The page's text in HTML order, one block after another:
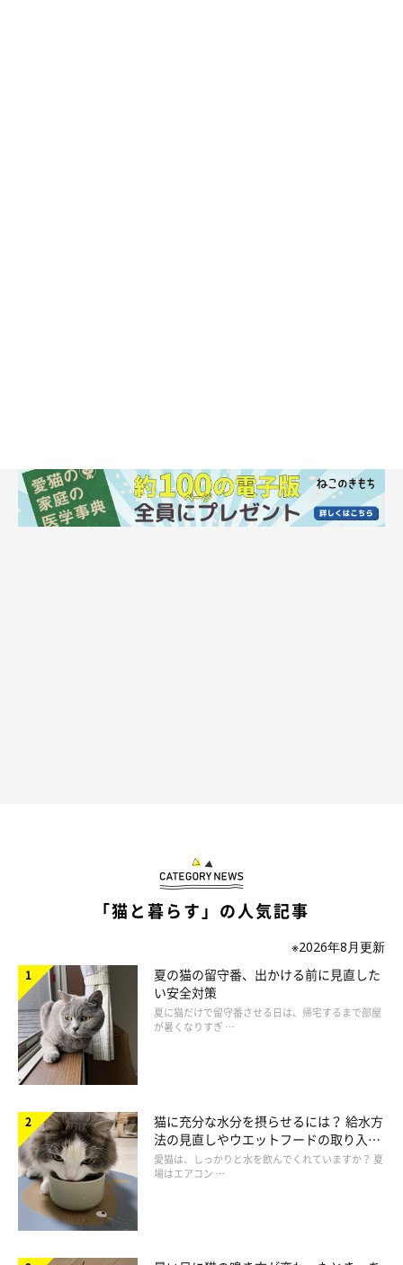
く、飼い主さんを無視するなどの行動が見られることも。
活動性が増す場合と、逆に減る場合があります。増した場合は、
何にも興味を示さない様子で目的なくうろうろと歩き回ること
が。
一方、認知症によって活動性が減った場合は、ほとんど動かなく
なるほか毛づくろいなどもしなくなることも。そのため、毛がボ
サボサとした状態になることがあります。
「猫と暮らす」の人気記事
※2026年8月更新
夏の猫の留守番、出かける前に見直した
い安全対策
夏に猫だけで留守番させる日は、帰宅するまで部屋
が暑くなりすぎ …
猫に充分な水分を摂らせるには？ 給水方
法の見直しやウエットフードの取り入れ
方を解説
愛猫は、しっかりと水を飲んでくれていますか？ 夏
場はエアコン …